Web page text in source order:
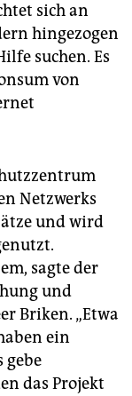
sich an
hingezogen
suchen. Es
von
Netzwerks
und wird
sagte der
und
Briken. „Etwa
ein
gebe
das Projekt